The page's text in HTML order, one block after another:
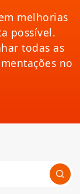
melhorias
possível.
todas as
no